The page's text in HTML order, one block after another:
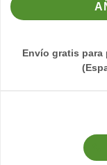
Envío gratis